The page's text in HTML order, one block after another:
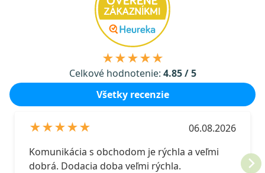
★★★★★
Celkové hodnotenie: 4.85 / 5
Všetky recenzie
★★★★★
06.08.2026
Komunikácia s obchodom je rýchla a veľmi
dobrá. Dodacia doba veľmi rýchla.